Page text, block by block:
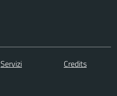
Servizi
Credits